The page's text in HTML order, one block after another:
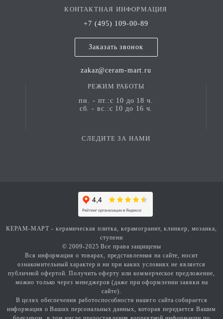
КОНТАКТНАЯ ИНФОРМАЦИЯ
+7 (495) 109-00-89
Заказать звонок
zakaz@ceram-mart.ru
РЕЖИМ РАБОТЫ
пн. - пт.:с 10 до 18 ч.
сб. - вс.:с 10 до 16 ч.
СЛЕДИТЕ ЗА НАМИ
КЕРАМ-МАРТ - керамическая плитка, керамогранит, клинкер, мозаика,
ступени
© 2009-2025 Все права защищены
Вся информация о товарах, представленная на сайте, носит
ознакомительный характер и ни при каких условиях не является
публичной офертой. Получить оферту или коммерческое предложение,
можно только через менеджеров (даже при оформлении заявки на
сайте).
В целях обеспечения работоспособности нашего сайта собирается
информация о Ваших персональных данных, которая передается Вашим